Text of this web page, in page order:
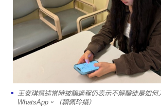
王安琪憶述當時被騙過程仍表示不解騙徒是如何
WhatsApp。（賴佩玲攝）